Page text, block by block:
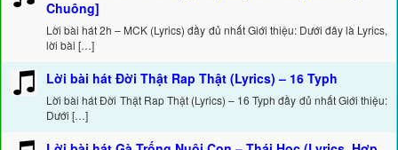
Chuông]
Lời bài hát 2h – MCK (Lyrics) đầy đủ nhất Giới thiệu: Dưới đây là Lyrics,
lời bài […]
Lời bài hát Đời Thật Rap Thật (Lyrics) – 16 Typh
Lời bài hát Đời Thật Rap Thật (Lyrics) – 16 Typh đầy đủ nhất Giới thiệu:
Dưới […]